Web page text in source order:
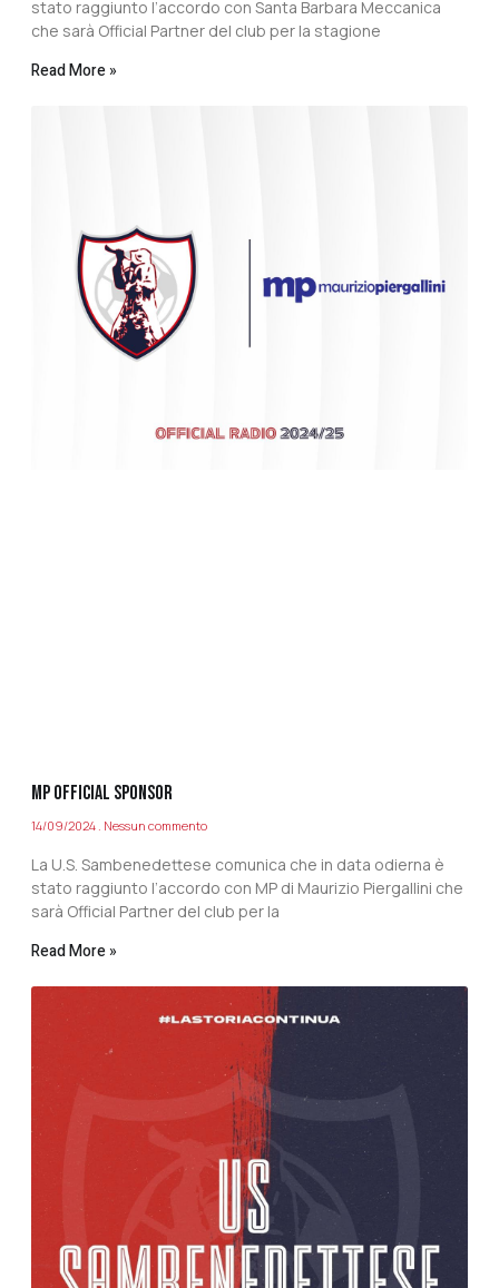
stato raggiunto l’accordo con Santa Barbara Meccanica
che sarà Official Partner del club per la stagione
Read More »
MP OFFICIAL SPONSOR
14/09/2024 Nessun commento
La U.S. Sambenedettese comunica che in data odierna è
stato raggiunto l’accordo con MP di Maurizio Piergallini che
sarà Official Partner del club per la
Read More »